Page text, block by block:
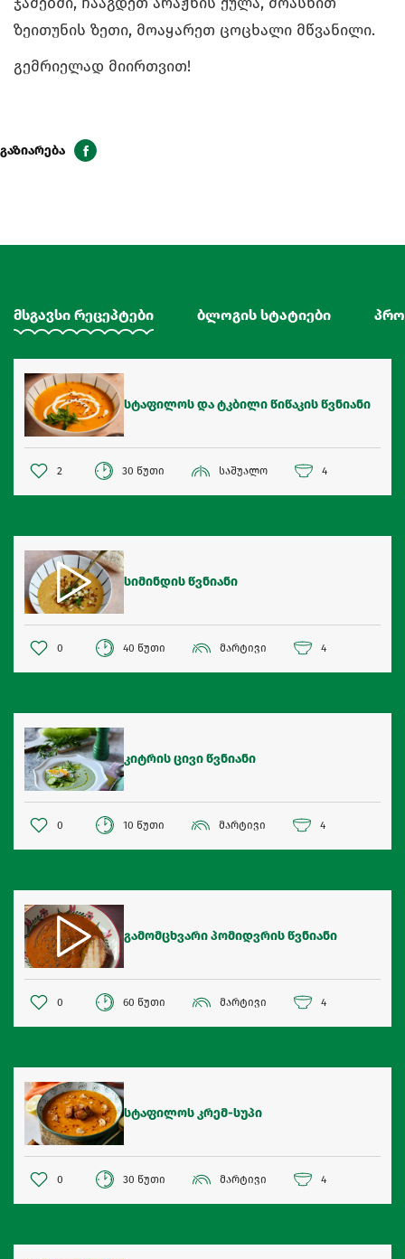
ზეითუნის ზეთი, მოაყარეთ ცოცხალი მწვანილი.
გემრიელად მიირთვით!
გაზიარება
მსგავსი რეცეპტები ბლოგის სტატიები
სტაფილოს და ტკბილი წიწაკის წვნიანი
2 30 წუთი საშუალო 4
სიმინდის წვნიანი
0 40 წუთი მარტივი 4
კიტრის ცივი წვნიანი
0 10 წუთი მარტივი 4
გამომცხვარი პომიდვრის წვნიანი
0 60 წუთი მარტივი 4
სტაფილოს კრემ-სუპი
0 30 წუთი მარტივი 4